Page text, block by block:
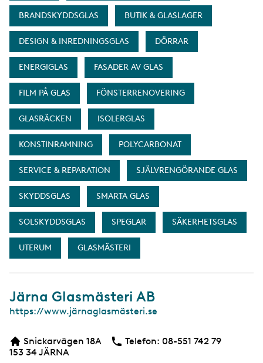
BRANDSKYDDSGLAS BUTIK & GLASLAGER
DESIGN & INREDNINGSGLAS DÖRRAR
ENERGIGLAS FASADER AV GLAS
FILM PÅ GLAS FÖNSTERRENOVERING
GLASRÄCKEN ISOLERGLAS
KONSTINRAMNING POLYCARBONAT
SERVICE & REPARATION SJÄLVRENGÖRANDE GLAS
SKYDDSGLAS SMARTA GLAS
SOLSKYDDSGLAS SPEGLAR SÄKERHETSGLAS
UTERUM GLASMÄSTERI
Järna Glasmästeri AB
W
b
s
https://www.järnaglasmästeri.se
Snickarvägen 18A
153 34 JÄRNA
Telefon: Telefon
08-551 742 79